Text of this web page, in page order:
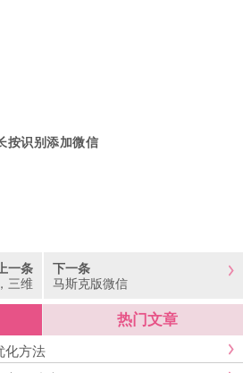
按识别添加微信
上一条
三维
下一条
马斯克版微信
热门文章
化方法